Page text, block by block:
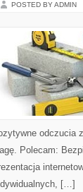
POSTED BY ADMIN
odczucia
Polecam:
[…]